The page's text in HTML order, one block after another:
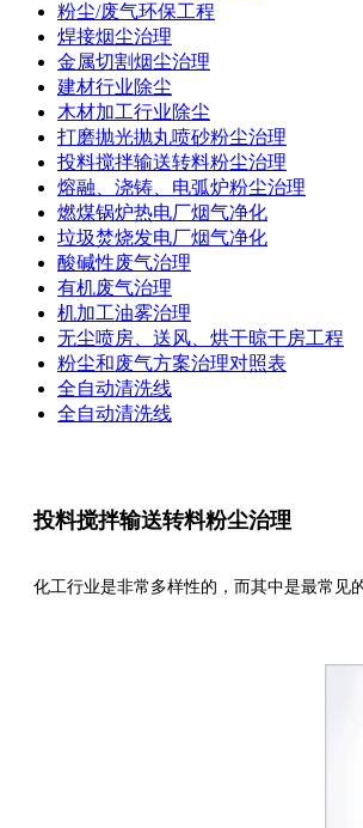
粉尘/废气环保工程
焊接烟尘治理
金属切割烟尘治理
建材行业除尘
木材加工行业除尘
打磨抛光抛丸喷砂粉尘治理
投料搅拌输送转料粉尘治理
熔融、浇铸、电弧炉粉尘治理
燃煤锅炉热电厂烟气净化
垃圾焚烧发电厂烟气净化
酸碱性废气治理
有机废气治理
机加工油雾治理
无尘喷房、送风、烘干晾干房工程
粉尘和废气方案治理对照表
全自动清洗线
全自动清洗线
投料搅拌输送转料粉尘治理
化工行业是非常多样性的，而其中是最常见